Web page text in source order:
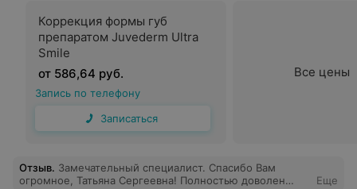
Коррекция формы губ
препаратом Juvederm Ultra
Smile
от 586,64 руб.
Запись по телефону
Записаться
Все цены
Отзыв. Замечательный специалист. Спасибо Вам
огромное, Татьяна Сергеевна! Полностью доволен
Еще